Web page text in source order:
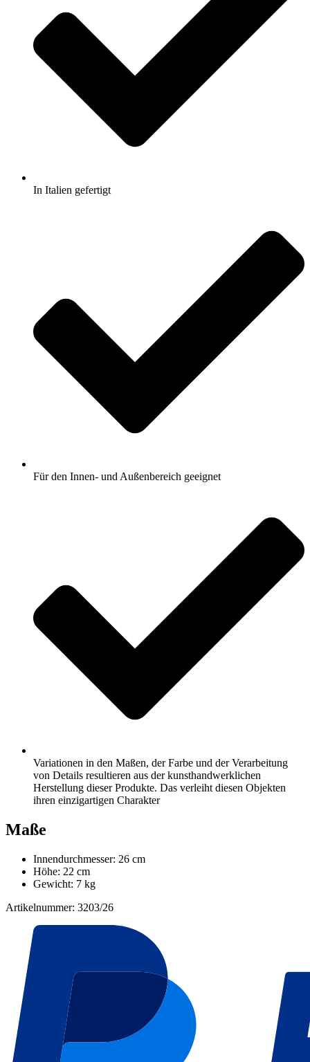
In Italien gefertigt
Für den Innen- und Außenbereich geeignet
Variationen in den Maßen, der Farbe und der Verarbeitung
von Details resultieren aus der kunsthandwerklichen
Herstellung dieser Produkte. Das verleiht diesen Objekten
ihren einzigartigen Charakter
Maße
Innendurchmesser: 26 cm
Höhe: 22 cm
Gewicht: 7 kg
Artikelnummer: 3203/26